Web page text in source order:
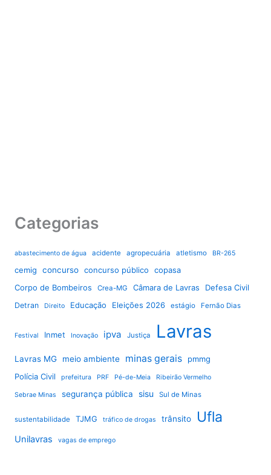
Categorias
abastecimento de água acidente agropecuária atletismo BR-265
cemig concurso concurso público
copasa
Corpo de Bombeiros
Crea-MG Câmara de Lavras Defesa Civil
Detran Direito Educação Eleições 2026 estágio Fernão Dias
Festival Inmet Inovação ipva Justiça Lavras
Lavras MG meio ambiente minas gerais
pmmg
Polícia Civil
prefeitura PRF Pé-de-Meia Ribeirão Vermelho
Sebrae Minas segurança pública sisu Sul de Minas
sustentabilidade TJMG tráfico de drogas trânsito Ufla
Unilavras vagas de emprego